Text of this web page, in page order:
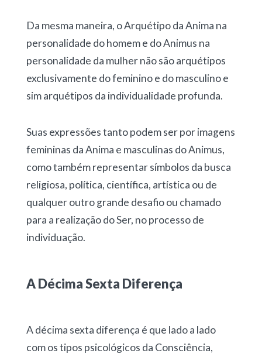
Da mesma maneira, o Arquétipo da Anima na
personalidade do homem e do Animus na
personalidade da mulher não são arquétipos
exclusivamente do feminino e do masculino e
sim arquétipos da individualidade profunda.
Suas expressões tanto podem ser por imagens
femininas da Anima e masculinas do Animus,
como também representar símbolos da busca
religiosa, política, científica, artística ou de
qualquer outro grande desafio ou chamado
para a realização do Ser, no processo de
individuação.
A Décima Sexta Diferença
A décima sexta diferença é que lado a lado
com os tipos psicológicos da Consciência,